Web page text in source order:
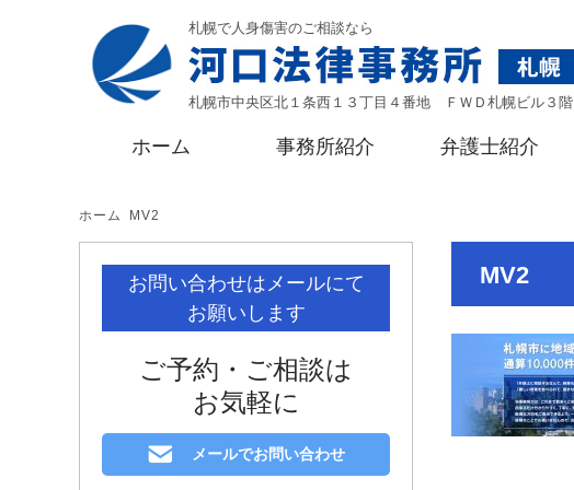
札幌で人身傷害のご相談なら
札幌市中央区北１条西１３丁目４番地 ＦＷＤ札幌ビル３階
ホーム 事務所紹介 弁護士紹介
ホーム MV2
MV2
お問い合わせはメールにて
お願いします
ご予約・ご相談は
お気軽に
メールでお問い合わせ